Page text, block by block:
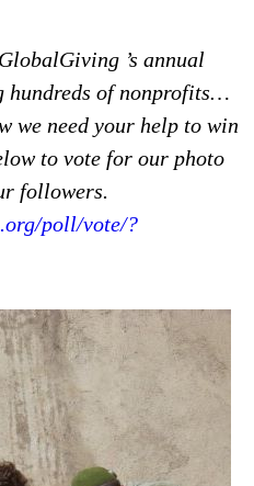
’s annual
hundreds of nonprofits…
we need your help to win
to vote for our photo
followers.
poll/vote/?